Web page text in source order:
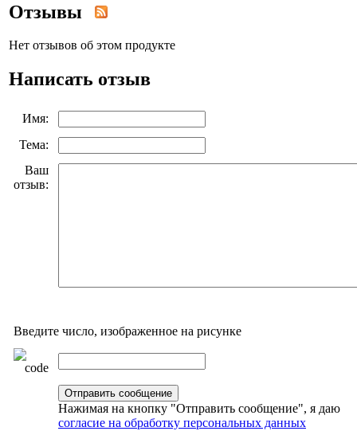
Отзывы
Нет отзывов об этом продукте
Написать отзыв
Имя:
Тема:
Ваш
отзыв:
Введите число, изображенное на рисунке
Нажимая на кнопку "Отправить сообщение", я даю
согласие на обработку персональных данных